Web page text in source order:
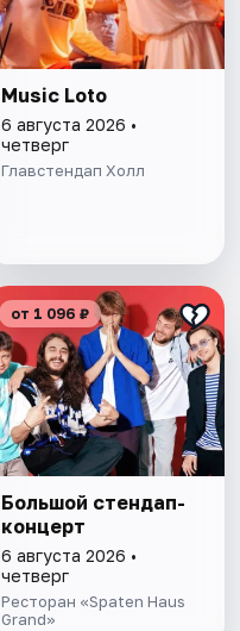
Music Loto
6 августа 2026 •
четверг
Главстендап Холл
от 1 096 ₽
Большой стендап-
концерт
6 августа 2026 •
четверг
Ресторан «Spaten Haus
Grand»